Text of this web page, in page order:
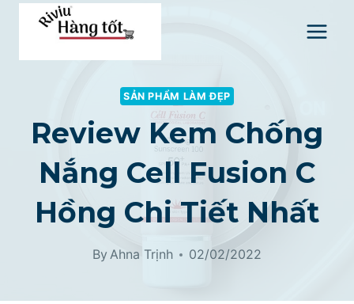
SẢN PHẨM LÀM ĐẸP
Review Kem Chống
Nắng Cell Fusion C
Hồng Chi Tiết Nhất
By Ahna Trịnh 02/02/2022